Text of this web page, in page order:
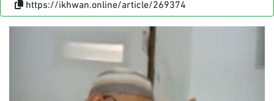
https://ikhwan.online/article/269374